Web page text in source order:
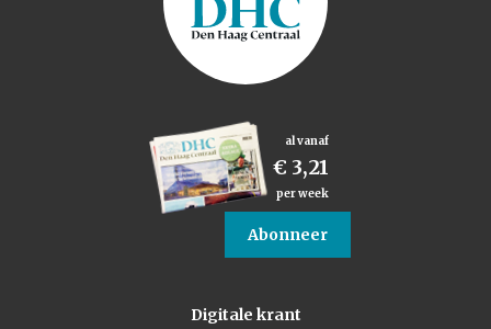
al vanaf
€ 3,21
per week
Abonneer
Digitale krant